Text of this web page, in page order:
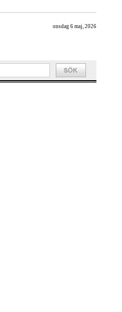
onsdag 6 maj, 2026